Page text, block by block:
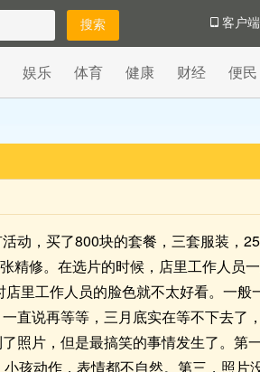
客户端
娱乐 体育 健康 财经 便民
动，买了800块的套餐，三套服装，
精修。在选片的时候，店里工作人员
里工作人员的脸色就不太好看。一般
直说再等等，三月底实在等不下去了
照片，但是最搞笑的事情发生了。第
孩动作，表情都不自然。第三，照片